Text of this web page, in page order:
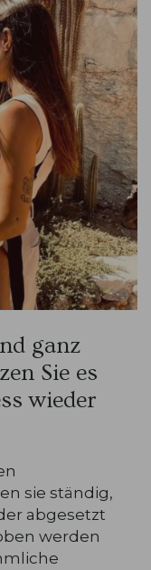
ganz
Sie es
wieder
sie ständig,
abgesetzt
werden